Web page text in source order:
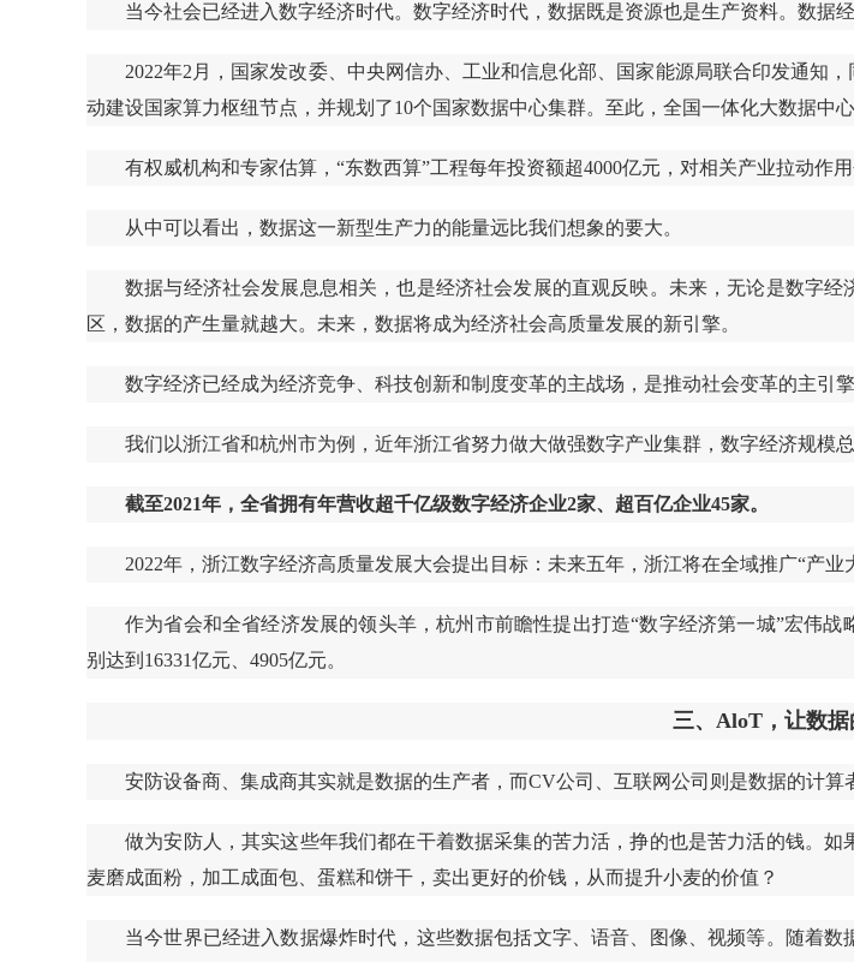
当今社会已经进入数字经济时代。数字经济时代，数据既是资源也是生产资料。数据
2022年2月，国家发改委、中央网信办、工业和信息化部、国家能源局联合印发通知
动建设国家算力枢纽节点，并规划了10个国家数据中心集群。至此，全国一体化大数据中
有权威机构和专家估算，“东数西算”工程每年投资额超4000亿元，对相关产业拉动作
从中可以看出，数据这一新型生产力的能量远比我们想象的要大。
数据与经济社会发展息息相关，也是经济社会发展的直观反映。未来，无论是数字
区，数据的产生量就越大。未来，数据将成为经济社会高质量发展的新引擎。
数字经济已经成为经济竞争、科技创新和制度变革的主战场，是推动社会变革的主引
我们以浙江省和杭州市为例，近年浙江省努力做大做强数字产业集群，数字经济规模总
截至2021年，全省拥有年营收超千亿级数字经济企业2家、超百亿企业45家。
2022年，浙江数字经济高质量发展大会提出目标：未来五年，浙江将在全域推广“产
作为省会和全省经济发展的领头羊，杭州市前瞻性提出打造“数字经济第一城”宏伟
别达到16331亿元、4905亿元。
三、AloT，让数
安防设备商、集成商其实就是数据的生产者，而CV公司、互联网公司则是数据的计算
做为安防人，其实这些年我们都在干着数据采集的苦力活，挣的也是苦力活的钱。
麦磨成面粉，加工成面包、蛋糕和饼干，卖出更好的价钱，从而提升小麦的价值？
当今世界已经进入数据爆炸时代，这些数据包括文字、语音、图像、视频等。随着